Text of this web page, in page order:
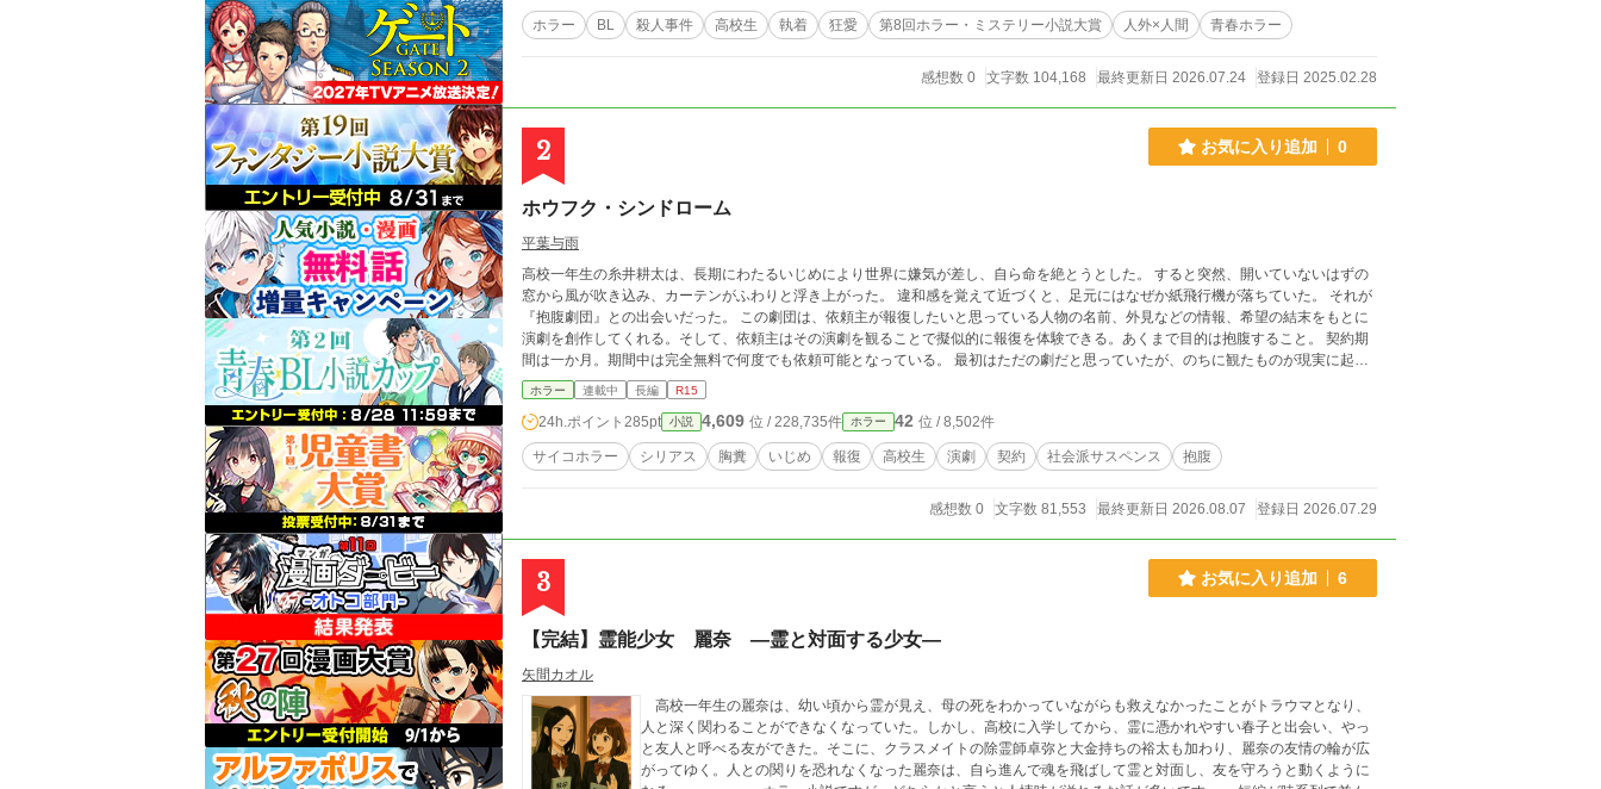
ホラー BL 殺人事件 高校生 執着 狂愛 第8回ホラー・ミステリー小説大賞 人外×人間 青春ホラー
感想数 0 文字数 104,168 最終更新日 2026.07.24 登録日 2025.02.28
2 お気に入り追加 0
ホウフク・シンドローム
平葉与雨
高校一年生の糸井耕太は、長期にわたるいじめにより世界に嫌気が差し、自ら命を絶とうとした。 すると突然、開いていないはずの
窓から風が吹き込み、カーテンがふわりと浮き上がった。 違和感を覚えて近づくと、足元にはなぜか紙飛行機が落ちていた。 それが
『抱腹劇団』との出会いだった。 この劇団は、依頼主が報復したいと思っている人物の名前、外見などの情報、希望の結末をもとに
演劇を創作してくれる。そして、依頼主はその演劇を観ることで擬似的に報復を体験できる。あくまで目的は抱腹すること。 契約期
間は一か月。期間中は完全無料で何度でも依頼可能となっている。 最初はただの劇だと思っていたが、のちに観たものが現実に起き
ていると判明する。 事実を知った耕太は恐怖を覚え、劇団との関係を続けるのか迷う。しかし、神様が最後に与えてくれた娯楽と思
い、依頼を続けることにする。 そして、抱腹のための報復が、自分も周りも変えていく……。 ※注意書き この物語はフィクションで
あり、個人や団体、事件に関する情報などは、現実とは関係ありません。 また、法律・法令に反する行為を容認・推奨するものでは
ありません。 念のためセルフレイティングを設定していますが、過剰な表現はしていないつもりです。苦手な方はお気をつけくださ
い。 ◆こちらは2025年12月10日〜2025年12月23日までカクヨムにて連載していた完結済みの長編です。
ホラー 連載中 長編 R15
24h.ポイント 285pt 小説 4,609 位 / 228,735件 ホラー 42 位 / 8,502件
サイコホラー シリアス 胸糞 いじめ 報復 高校生 演劇 契約 社会派サスペンス 抱腹
感想数 0 文字数 81,553 最終更新日 2026.08.07 登録日 2026.07.29
3 お気に入り追加 6
【完結】霊能少女 麗奈 ―霊と対面する少女―
矢間カオル
高校一年生の麗奈は、幼い頃から霊が見え、母の死をわかっていながらも救えなかったことがトラウマとなり、
人と深く関わることができなくなっていた。しかし、高校に入学してから、霊に憑かれやすい春子と出会い、やっ
と友人と呼べる友ができた。そこに、クラスメイトの除霊師卓弥と大金持ちの裕太も加わり、麗奈の友情の輪が広
がってゆく。人との関りを恐れなくなった麗奈は、自ら進んで魂を飛ばして霊と対面し、友を守ろうと動くように